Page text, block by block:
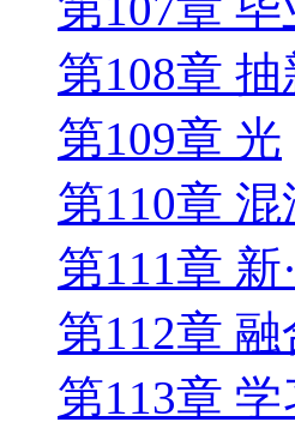
第108章 抽
第109章 光
第110章
第111章 新
第112章
第113章